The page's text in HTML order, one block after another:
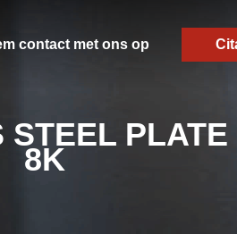
contact met ons op
STEEL PLATE
8K